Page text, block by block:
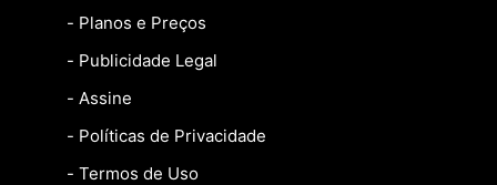
- Planos e Preços
- Publicidade Legal
- Assine
- Políticas de Privacidade
- Termos de Uso